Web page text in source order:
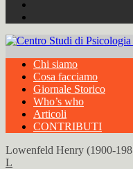
Chi siamo
Cosa facciamo
Giornale Storico
Who’s who
Articoli
CONTRIBUTI
Lowenfeld Henry (1900-
L